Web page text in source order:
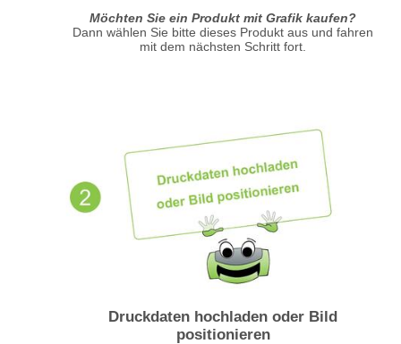
Möchten Sie ein Produkt mit Grafik kaufen?
Dann wählen Sie bitte dieses Produkt aus und fahren
mit dem nächsten Schritt fort.
Druckdaten hochladen oder Bild
positionieren